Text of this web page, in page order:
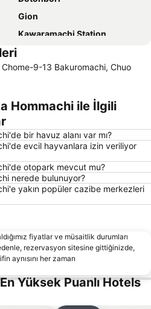
Gion
Kawaramachi Station
International Airport Kansai
Shinsaibashi Station
Shin umeda City
Osakako Station
Chuo Osaka
Shinsekai
Yamashina
Yodoyabashi Station
9-13 Bakuromachi, Chuo
Hommachi ile İlgili
bir havuz alanı var mı?
evcil hayvanlara izin veriliyor
otopark mevcut mu?
nerede bulunuyor?
yakın popüler cazibe merkezleri
fiyatlar ve müsaitlik durumları
rezervasyon sitesine gittiğinizde,
aynısını her zaman
Yüksek Puanlı Hotels